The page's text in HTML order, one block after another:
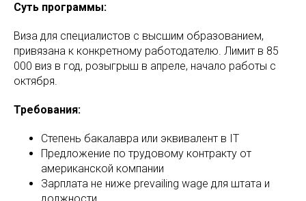
Суть программы:
Виза для специалистов с высшим образованием,
привязана к конкретному работодателю. Лимит в 85
000 виз в год, розыгрыш в апреле, начало работы с
октября.
Требования:
Степень бакалавра или эквивалент в IT
Предложение по трудовому контракту от
американской компании
Зарплата не ниже prevailing wage для штата и